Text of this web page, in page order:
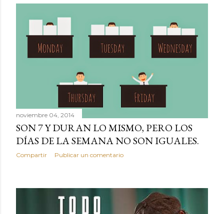
noviembre 04, 2014
SON 7 Y DURAN LO MISMO, PERO LOS
DÍAS DE LA SEMANA NO SON IGUALES.
Compartir Publicar un comentario